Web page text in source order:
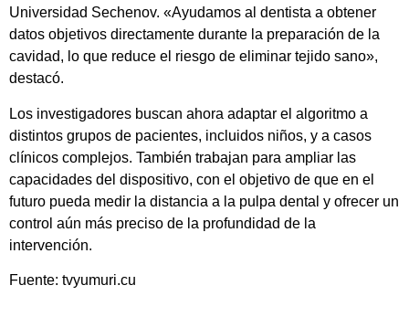
Universidad Sechenov. «Ayudamos al dentista a obtener
datos objetivos directamente durante la preparación de la
cavidad, lo que reduce el riesgo de eliminar tejido sano»,
destacó.
Los investigadores buscan ahora adaptar el algoritmo a
distintos grupos de pacientes, incluidos niños, y a casos
clínicos complejos. También trabajan para ampliar las
capacidades del dispositivo, con el objetivo de que en el
futuro pueda medir la distancia a la pulpa dental y ofrecer un
control aún más preciso de la profundidad de la
intervención.
Fuente: tvyumuri.cu